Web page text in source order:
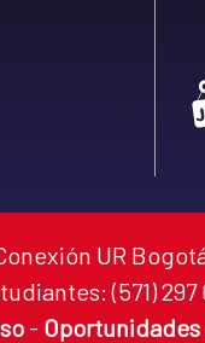
UR
(571)
-